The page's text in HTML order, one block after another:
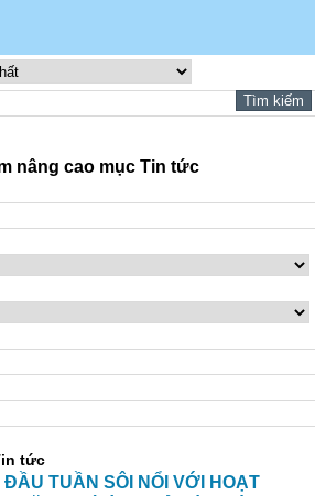
nâng cao mục Tin tức
tức
ĐẦU TUẦN SÔI NỔI VỚI HOẠT